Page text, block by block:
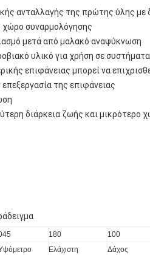
ανταλλαγής της πρώτης ύλης με
χώρο συναρμολόγησης
μετά από μαλακό αναψύκνωση
υλικό για χρήση σε
επιφάνειας μπορεί να
της επιφάνειας
διάρκεια ζωής και μικρότερο
180 100
Ελάχιστη
Δάχος